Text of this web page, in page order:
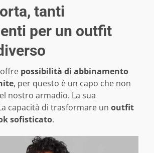
tanti
per un outfit
possibilità di abbinamento
, per questo è un capo che non
nostro armadio. La sua
capacità di trasformare un outfit
sofisticato.